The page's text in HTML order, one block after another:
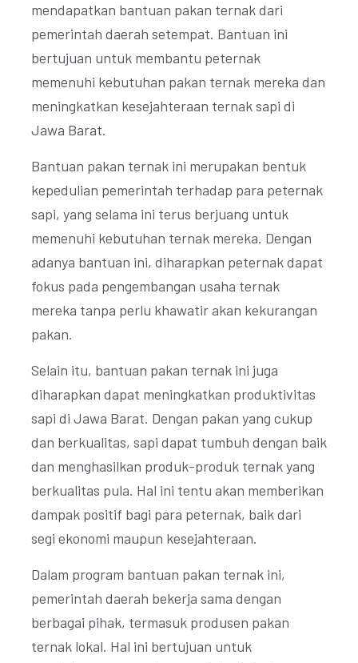
mendapatkan bantuan pakan ternak dari
pemerintah daerah setempat. Bantuan ini
bertujuan untuk membantu peternak
memenuhi kebutuhan pakan ternak mereka dan
meningkatkan kesejahteraan ternak sapi di
Jawa Barat.
Bantuan pakan ternak ini merupakan bentuk
kepedulian pemerintah terhadap para peternak
sapi, yang selama ini terus berjuang untuk
memenuhi kebutuhan ternak mereka. Dengan
adanya bantuan ini, diharapkan peternak dapat
fokus pada pengembangan usaha ternak
mereka tanpa perlu khawatir akan kekurangan
pakan.
Selain itu, bantuan pakan ternak ini juga
diharapkan dapat meningkatkan produktivitas
sapi di Jawa Barat. Dengan pakan yang cukup
dan berkualitas, sapi dapat tumbuh dengan baik
dan menghasilkan produk-produk ternak yang
berkualitas pula. Hal ini tentu akan memberikan
dampak positif bagi para peternak, baik dari
segi ekonomi maupun kesejahteraan.
Dalam program bantuan pakan ternak ini,
pemerintah daerah bekerja sama dengan
berbagai pihak, termasuk produsen pakan
ternak lokal. Hal ini bertujuan untuk